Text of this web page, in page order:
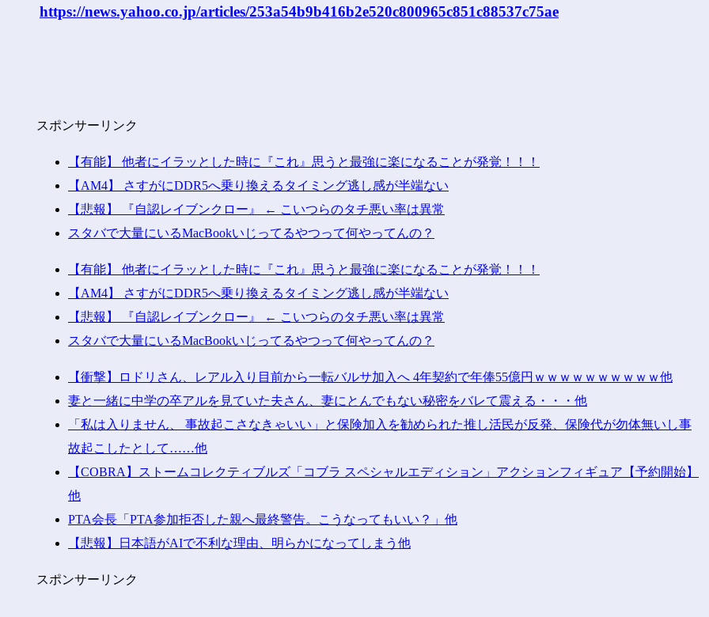
https://news.yahoo.co.jp/articles/253a54b9b416b2e520c800965c851c88537c75ae
スポンサーリンク
【有能】 他者にイラッとした時に『これ』思うと最強に楽になることが発覚！！！
【AM4】 さすがにDDR5へ乗り換えるタイミング逃し感が半端ない
【悲報】 『自認レイブンクロー』 ← こいつらのタチ悪い率は異常
スタバで大量にいるMacBookいじってるやつって何やってんの？
【有能】 他者にイラッとした時に『これ』思うと最強に楽になることが発覚！！！
【AM4】 さすがにDDR5へ乗り換えるタイミング逃し感が半端ない
【悲報】 『自認レイブンクロー』 ← こいつらのタチ悪い率は異常
スタバで大量にいるMacBookいじってるやつって何やってんの？
【衝撃】ロドリさん、レアル入り目前から一転バルサ加入へ 4年契約で年俸55億円ｗｗｗｗｗｗｗｗｗｗ他
妻と一緒に中学の卒アルを見ていた夫さん、妻にとんでもない秘密をバレて震える・・・他
「私は入りません、 事故起こさなきゃいい」と保険加入を勧められた推し活民が反発、保険代が勿体無いし事
故起こしたとして……他
【COBRA】ストームコレクティブルズ「コブラ スペシャルエディション」アクションフィギュア【予約開始】
他
PTA会長「PTA参加拒否した親へ最終警告。こうなってもいい？」他
【悲報】日本語がAIで不利な理由、明らかになってしまう他
スポンサーリンク